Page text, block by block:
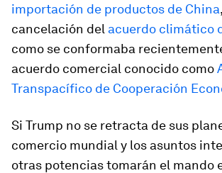
importación de productos de China
cancelación del acuerdo climático
como se conformaba
acuerdo comercial conocido como
Transpacífico de Cooperación
Si Trump no se retracta de sus
comercio mundial y los asuntos
otras potencias tomarán el mando